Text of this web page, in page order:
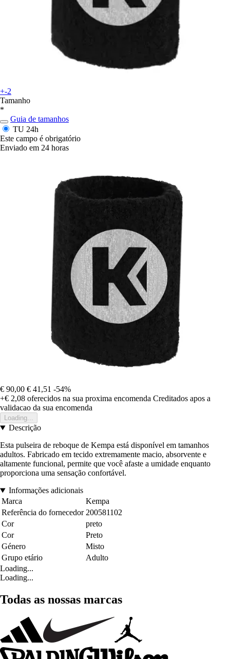
+-2
Tamanho
*
Guia de tamanhos
TU 24h
Este campo é obrigatório
Enviado em 24 horas
€ 90,00 € 41,51 -54%
+€ 2,08 oferecidos na sua proxima encomenda Creditados apos a
validacao da sua encomenda
Loading...
Descrição
Esta pulseira de reboque de Kempa está disponível em tamanhos
adultos. Fabricado em tecido extremamente macio, absorvente e
altamente funcional, permite que você afaste a umidade enquanto
proporciona uma sensação confortável.
Informações adicionais
Marca
Kempa
Referência do fornecedor 200581102
Cor
preto
Cor
Preto
Género
Misto
Grupo etário
Adulto
Loading...
Loading...
Todas as nossas marcas